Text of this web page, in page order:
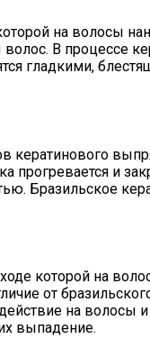
на волосы
В процессе
гладкими,
кератинового
и
Бразильское
которой на
от
на
выпадение.